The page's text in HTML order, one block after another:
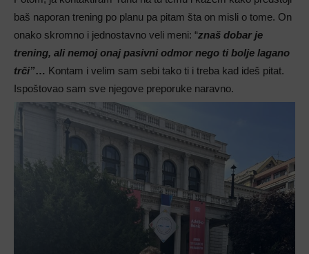
baš naporan trening po planu pa pitam šta on misli o tome. On
onako skromno i jednostavno veli meni: “znaš dobar je
trening, ali nemoj onaj pasivni odmor nego ti bolje lagano
trči”… Kontam i velim sam sebi tako ti i treba kad ideš pitat.
Ispoštovao sam sve njegove preporuke naravno.